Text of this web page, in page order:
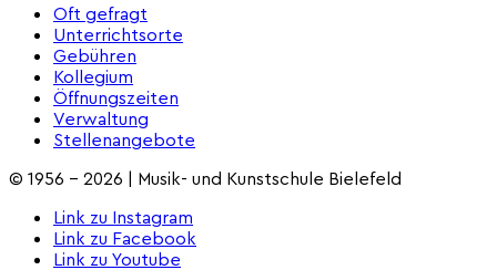
Oft gefragt
Unterrichtsorte
Gebühren
Kollegium
Öffnungszeiten
Verwaltung
Stellenangebote
© 1956 - 2026 | Musik- und Kunstschule Bielefeld
Link zu Instagram
Link zu Facebook
Link zu Youtube